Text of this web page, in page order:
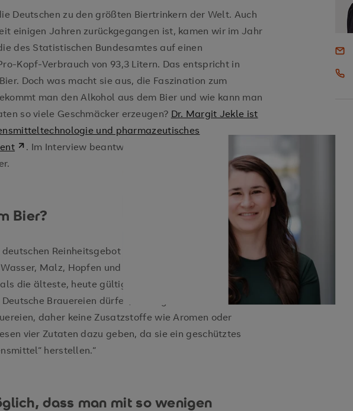
Deutschen zu den größten Biertrinkern der Welt. Auch
einigen Jahren zurückgegangen ist, kamen wir im Jahr
des Statistischen Bundesamtes auf einen
Kopf-Verbrauch von 93,3 Litern. Das entspricht in
Doch was macht sie aus, die Faszination zum
man den Alkohol aus dem Bier und wie kann man
so viele Geschmäcker erzeugen? Dr. Margit Jekle ist
und pharmazeutisches
. Im Interview beantwortet sie die spannendsten
Bier?
Reinheitsgebot von 1516 darf zur
Malz, Hopfen und Hefe verwendet werden. Das
die älteste, heute gültige lebensmittelrechtliche
Brauereien dürfen, im Gegensatz zu
daher keine Zusatzstoffe wie Aromen oder
vier Zutaten dazu geben, da sie ein geschütztes
herstellen.“
dass man mit so wenigen